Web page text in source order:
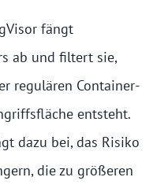
fängt
ab und filtert sie,
regulären Container-
entsteht.
dazu bei, das Risiko
die zu größeren